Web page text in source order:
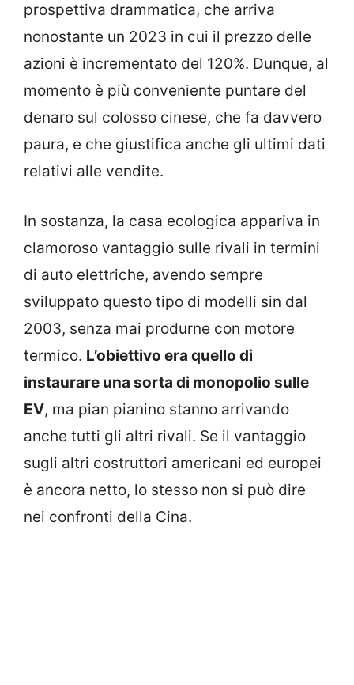
prospettiva drammatica, che arriva
nonostante un 2023 in cui il prezzo delle
azioni è incrementato del 120%. Dunque, al
momento è più conveniente puntare del
denaro sul colosso cinese, che fa davvero
paura, e che giustifica anche gli ultimi dati
relativi alle vendite.
In sostanza, la casa ecologica appariva in
clamoroso vantaggio sulle rivali in termini
di auto elettriche, avendo sempre
sviluppato questo tipo di modelli sin dal
2003, senza mai produrne con motore
termico. L’obiettivo era quello di
instaurare una sorta di monopolio sulle
EV, ma pian pianino stanno arrivando
anche tutti gli altri rivali. Se il vantaggio
sugli altri costruttori americani ed europei
è ancora netto, lo stesso non si può dire
nei confronti della Cina.